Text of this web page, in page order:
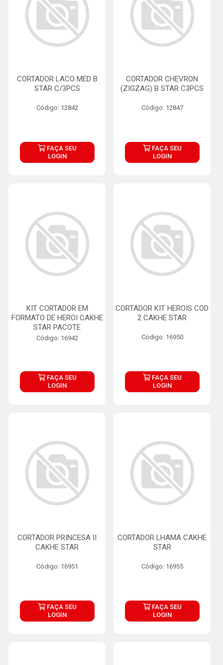
CORTADOR LACO MED B
STAR C/3PCS
Código: 12842
FAÇA SEU
LOGIN
CORTADOR CHEVRON
(ZIGZAG) B STAR C3PCS
Código: 12847
FAÇA SEU
LOGIN
KIT CORTADOR EM
FORMATO DE HEROI CAKHE
STAR PACOTE
Código: 16942
FAÇA SEU
LOGIN
CORTADOR KIT HEROIS COD
2 CAKHE STAR
Código: 16950
FAÇA SEU
LOGIN
CORTADOR PRINCESA II
CAKHE STAR
Código: 16951
FAÇA SEU
LOGIN
CORTADOR LHAMA CAKHE
STAR
Código: 16955
FAÇA SEU
LOGIN